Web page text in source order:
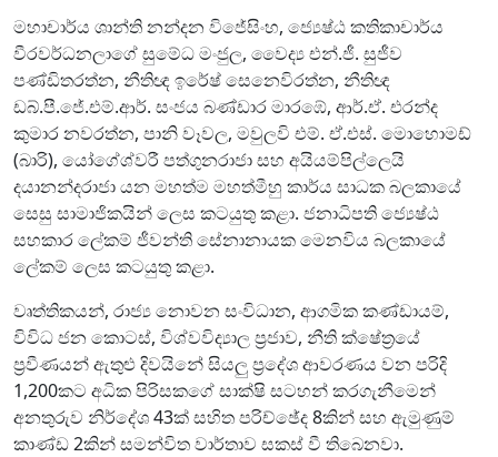
මහාචාර්ය ශාන්ති නන්දන විජේසිංහ, ජ්‍යෙෂ්ඨ කතිකාචාර්ය
වීරවර්ධනලාගේ සුමේධ මංජුල, වෛද්‍ය එන්.ජී. සුජීව
පණ්ඩිතරත්න, නීතිඥ ඉරේෂ් සෙනෙවිරත්න, නීතිඥ
ඩබ්.පී.ජේ.එම්.ආර්. සංජය බණ්ඩාර මාරඹේ, ආර්.ඒ. එරන්ද
කුමාර නවරත්න, පානි වෑවල, මවුලවි එම්. ඒ.එස්. මොහොමඩ්
(බාරි), යෝගේශ්වරී පත්ගුනරාජා සහ අයියම්පිල්ලෙයි
දයානන්දරාජා යන මහත්ම මහත්මීහු කාර්ය සාධක බලකායේ
සෙසු සාමාජිකයින් ලෙස කටයුතු කළා. ජනාධිපති ජ්‍යෙෂ්ඨ
සහකාර ලේකම් ජීවන්ති සේනානායක මෙනවිය බලකායේ
ලේකම් ලෙස කටයුතු කළා.
වෘත්තිකයන්, රාජ්‍ය නොවන සංවිධාන, ආගමික කණ්ඩායම්,
විවිධ ජන කොටස්, විශ්වවිද්‍යාල ප්‍රජාව, නීති ක්ෂේත්‍රයේ
ප්‍රවීණයන් ඇතුළු දිවයිනේ සියලු ප්‍රදේශ ආවරණය වන පරිදි
1,200කට අධික පිරිසකගේ සාක්ෂි සටහන් කරගැනීමෙන්
අනතුරුව නිර්දේශ 43ක් සහිත පරිච්ඡේද 8කින් සහ ඇමුණුම්
කාණ්ඩ 2කින් සමන්විත වාර්තාව සකස් වී තිබෙනවා.